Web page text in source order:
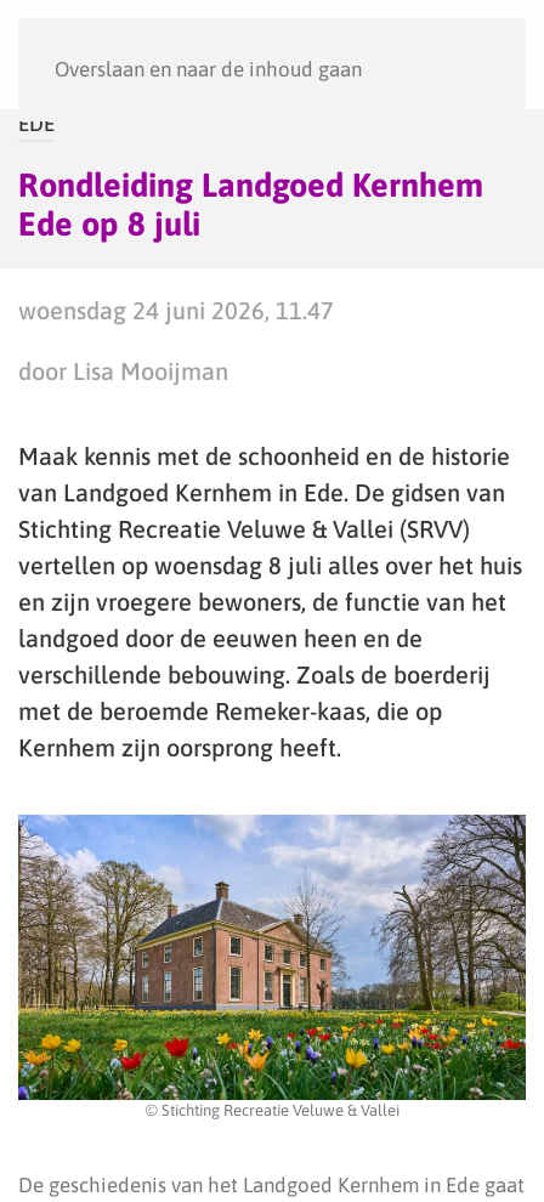
Overslaan en naar de inhoud gaan
EDE
Rondleiding Landgoed Kernhem
Ede op 8 juli
woensdag 24 juni 2026, 11.47
door Lisa Mooijman
Maak kennis met de schoonheid en de historie
van Landgoed Kernhem in Ede. De gidsen van
Stichting Recreatie Veluwe & Vallei (SRVV)
vertellen op woensdag 8 juli alles over het huis
en zijn vroegere bewoners, de functie van het
landgoed door de eeuwen heen en de
verschillende bebouwing. Zoals de boerderij
met de beroemde Remeker-kaas, die op
Kernhem zijn oorsprong heeft.
© Stichting Recreatie Veluwe & Vallei
De geschiedenis van het Landgoed Kernhem in Ede gaat